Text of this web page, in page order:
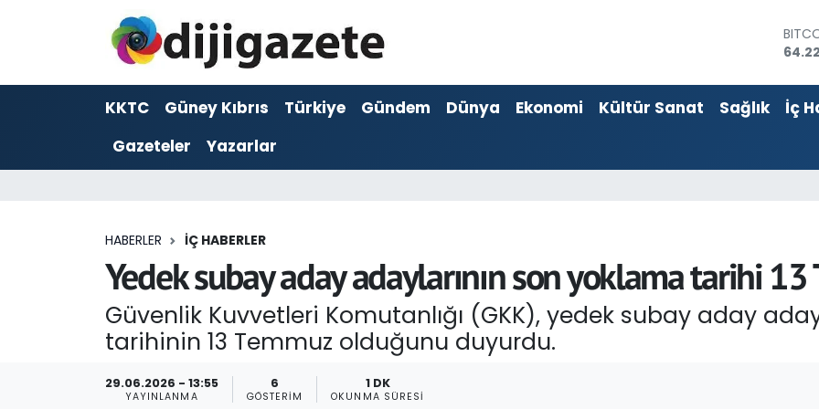
EURO
KKTC Güney Kıbrıs Türkiye Gündem Dünya Ekonomi Kültür Sanat Sağlık İç
Gazeteler
Yazarlar
HABERLER İÇ HABERLER
Yedek subay aday adaylarının son yoklama tarihi
Güvenlik Kuvvetleri Komutanlığı (GKK), yedek subay aday
tarihinin 13 Temmuz olduğunu duyurdu.
29.06.2026 - 13:55
YAYINLANMA
6
GÖSTERIM
1 DK
OKUNMA SÜRESI
ADVERTORIAL
Dijigazete
Foto Galeri
Hava Durumu
Trafik Durumu
Son Dakika Haberleri
Haber Arşivi